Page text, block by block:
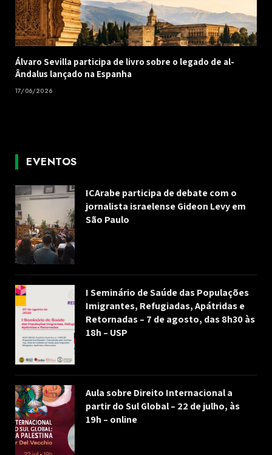
Álvaro Sevilla participa de livro sobre o legado de al-
Ândalus lançado na Espanha
17/06/2026
EVENTOS
ICArabe participa de debate com o
jornalista israelense Gideon Levy em
São Paulo
I Seminário de Saúde das Populações
Imigrantes, Refugiadas, Apátridas e
Retornadas – 7 de agosto, das 8h30 às
18h – USP
Aula sobre Direito Internacional a
partir do Sul Global – 22 de julho, às
19h – online